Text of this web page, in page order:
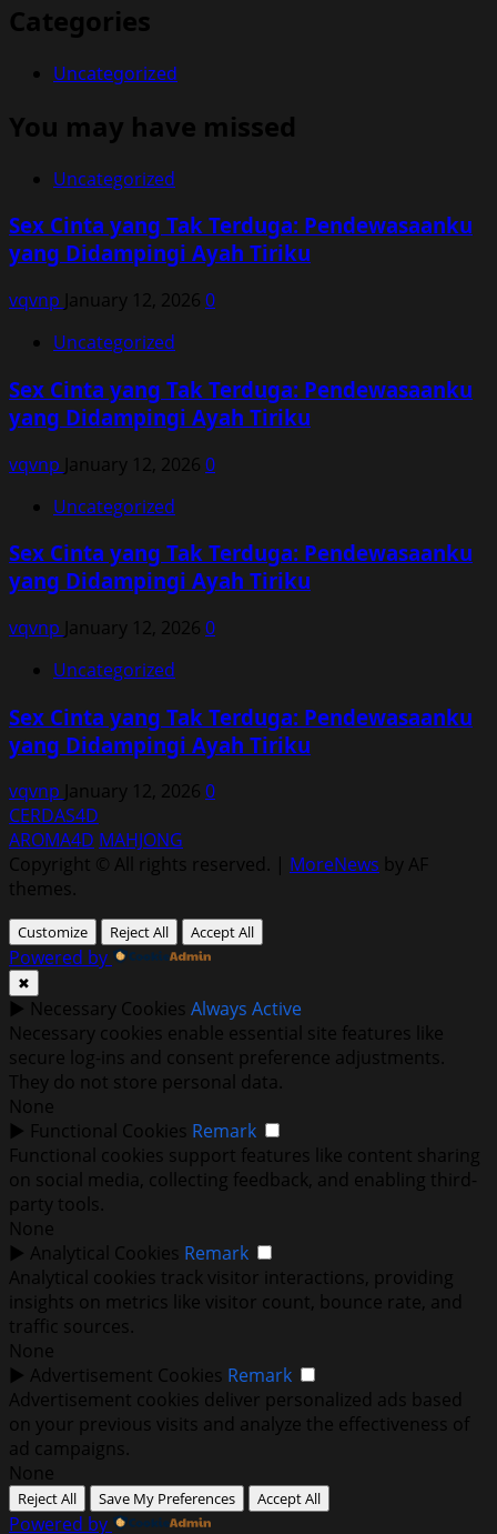
Categories
Uncategorized
You may have missed
Uncategorized
Sex Cinta yang Tak Terduga: Pendewasaanku
yang Didampingi Ayah Tiriku
vqvnp January 12, 2026 0
Uncategorized
Sex Cinta yang Tak Terduga: Pendewasaanku
yang Didampingi Ayah Tiriku
vqvnp January 12, 2026 0
Uncategorized
Sex Cinta yang Tak Terduga: Pendewasaanku
yang Didampingi Ayah Tiriku
vqvnp January 12, 2026 0
Uncategorized
Sex Cinta yang Tak Terduga: Pendewasaanku
yang Didampingi Ayah Tiriku
vqvnp January 12, 2026 0
CERDAS4D
AROMA4D MAHJONG
Copyright © All rights reserved. | MoreNews by AF
themes.
Customize Reject All Accept All
Powered by
✖
► Necessary Cookies Always Active
Necessary cookies enable essential site features like
secure log-ins and consent preference adjustments.
They do not store personal data.
None
► Functional Cookies Remark
Functional cookies support features like content sharing
on social media, collecting feedback, and enabling third-
party tools.
None
► Analytical Cookies Remark
Analytical cookies track visitor interactions, providing
insights on metrics like visitor count, bounce rate, and
traffic sources.
None
► Advertisement Cookies Remark
Advertisement cookies deliver personalized ads based
on your previous visits and analyze the effectiveness of
ad campaigns.
None
Reject All Save My Preferences Accept All
Powered by